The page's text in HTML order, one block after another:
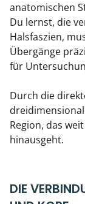
anatomischen
Du lernst, die
Halsfaszien,
Übergänge
für
Durch die
Region, das
hinausgeht.
DIE